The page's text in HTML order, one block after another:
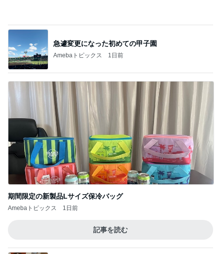
急遽変更になった初めての甲子園
Amebaトピックス 1日前
期間限定の新製品Lサイズ保冷バッグ
Amebaトピックス 1日前
記事を読む